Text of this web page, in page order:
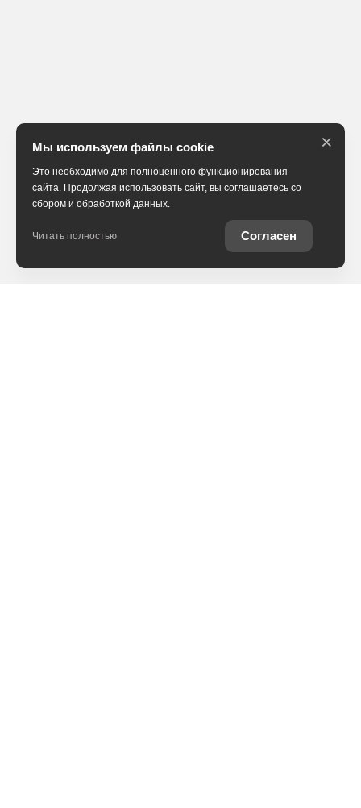
Мы используем файлы cookie
Это необходимо для полноценного функционирования
сайта. Продолжая использовать сайт, вы соглашаетесь со
сбором и обработкой данных.
Читать полностью Согласен
×